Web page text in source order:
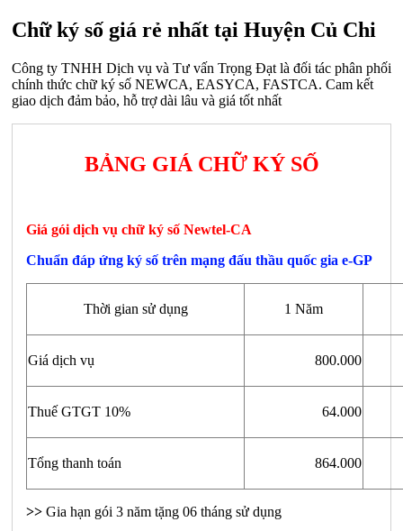
Chữ ký số giá rẻ nhất tại Huyện Củ Chi
Công ty TNHH Dịch vụ và Tư vấn Trọng Đạt là đối tác phân phối
chính thức chữ ký số NEWCA, EASYCA, FASTCA. Cam kết
giao dịch đảm bảo, hỗ trợ dài lâu và giá tốt nhất
BẢNG GIÁ CHỮ KÝ SỐ
Giá gói dịch vụ chữ ký số Newtel-CA
Chuẩn đáp ứng ký số trên mạng đấu thầu quốc gia e-GP
Thời gian sử dụng 1 Năm
Giá dịch vụ 800.000
Thuế GTGT 10% 64.000
Tổng thanh toán 864.000
>> Gia hạn gói 3 năm tặng 06 tháng sử dụng